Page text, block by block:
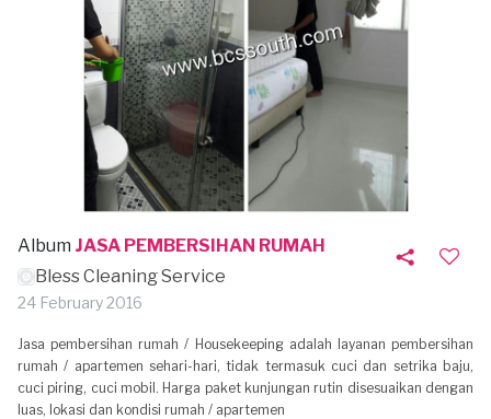
Album JASA PEMBERSIHAN RUMAH
Bless Cleaning Service
24 February 2016
Jasa pembersihan rumah / Housekeeping adalah layanan pembersihan
rumah / apartemen sehari-hari, tidak termasuk cuci dan setrika baju,
cuci piring, cuci mobil. Harga paket kunjungan rutin disesuaikan dengan
luas, lokasi dan kondisi rumah / apartemen